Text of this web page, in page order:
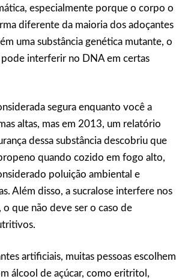
especialmente porque o corpo o
diferente da maioria dos adoçantes
uma substância genética mutante, o
interferir no DNA em certas
segura enquanto você a
altas, mas em 2013, um relatório
dessa substância descobriu que
quando cozido em fogo alto,
poluição ambiental e
Além disso, a sucralose interfere nos
o que não deve ser o caso de
artificiais, muitas pessoas escolhem
álcool de açúcar, como eritritol,